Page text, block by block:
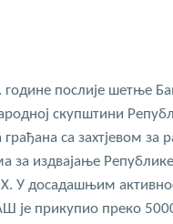
године послије шетње
скупштини
са захтјевом за
за издвајање
У досадашњим
је прикупио преко